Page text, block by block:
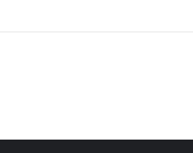
anlaşmayla Suudi Arabistan’ın oldu